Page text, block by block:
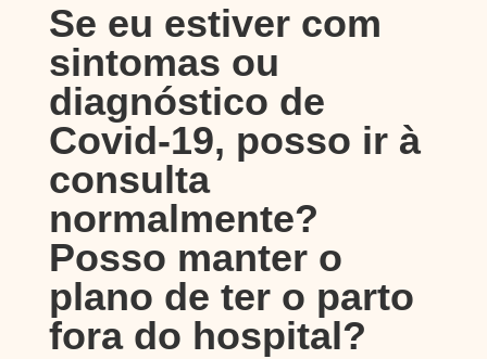
Se eu estiver com
sintomas ou
diagnóstico de
Covid-19, posso ir à
consulta
normalmente?
Posso manter o
plano de ter o parto
fora do hospital?